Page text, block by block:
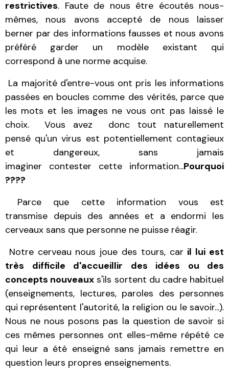
restrictives. Faute de nous être écoutés nous-
mêmes, nous avons accepté de nous laisser
berner par des informations fausses et nous avons
préféré garder un modèle existant qui
correspond à une norme acquise.
La majorité d'entre-vous ont pris les informations
passées en boucles comme des vérités, parce que
les mots et les images ne vous ont pas laissé le
choix. Vous avez donc tout naturellement
pensé qu'un virus est potentiellement contagieux
et dangereux, sans jamais
imaginer contester cette information...Pourquoi
????
Parce que cette information vous est
transmise depuis des années et a endormi les
cerveaux sans que personne ne puisse réagir.
Notre cerveau nous joue des tours, car il lui est
très difficile d'accueillir des idées ou des
concepts nouveaux s'ils sortent du cadre habituel
(enseignements, lectures, paroles des personnes
qui représentent l'autorité, la religion ou le savoir...).
Nous ne nous posons pas la question de savoir si
ces mêmes personnes ont elles-même répété ce
qui leur a été enseigné sans jamais remettre en
question leurs propres enseignements.